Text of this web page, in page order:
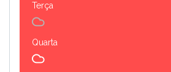
Terça
Quarta